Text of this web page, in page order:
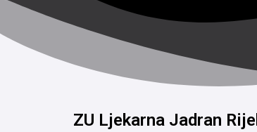
ZU Ljekarna Jadran